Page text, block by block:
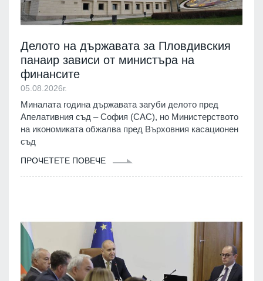
Делото на държавата за Пловдивския
панаир зависи от министъра на
финансите
05.08.2026г.
Миналата година държавата загуби делото пред
Апелативния съд – София (САС), но Министерството
на икономиката обжалва пред Върховния касационен
съд
ПРОЧЕТЕТЕ ПОВЕЧЕ